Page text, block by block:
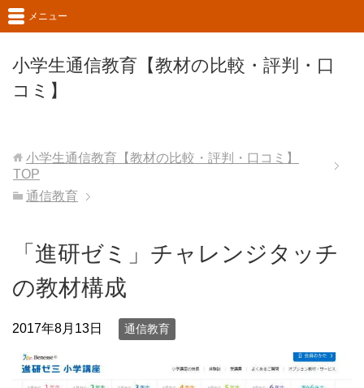
小学生通信教育【教材の比較・評判・口
コミ】
メニュー
小学生通信教育【教材の比較・評判・口コミ】
TOP
通信教育
「進研ゼミ」チャレンジタッチ
の教材構成
2017年8月13日 通信教育